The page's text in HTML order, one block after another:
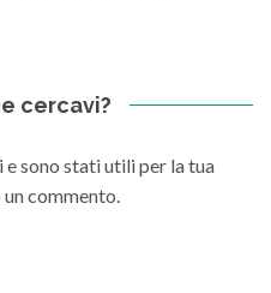
cercavi?
sono stati utili per la tua
commento.